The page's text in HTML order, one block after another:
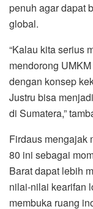
penuh agar dapat
global.
“Kalau kita serius
mendorong
dengan konsep
Justru bisa
di Sumatera,”
Firdaus mengajak
80 ini sebagai
Barat dapat lebih
nilai-nilai kearifan
membuka ruang